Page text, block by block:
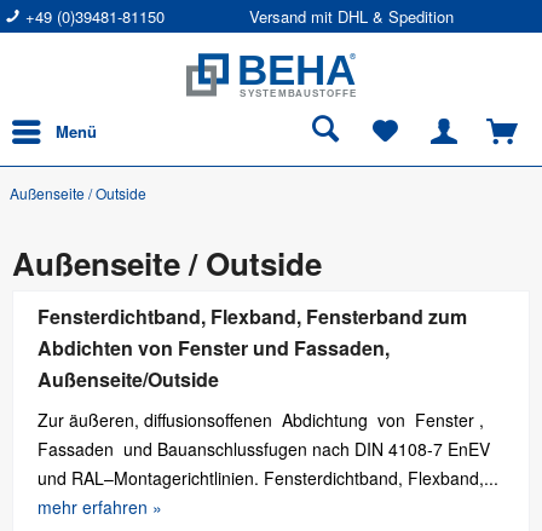
+49 (0)39481-81150 Versand mit DHL & Spedition
Menü
Außenseite / Outside
Außenseite / Outside
Fensterdichtband, Flexband, Fensterband zum
Abdichten von Fenster und Fassaden,
Außenseite/Outside
Zur äußeren, diffusionsoffenen Abdichtung von Fenster ,
Fassaden und Bauanschlussfugen nach DIN 4108-7 EnEV
und RAL–Montagerichtlinien. Fensterdichtband, Flexband,...
mehr erfahren »